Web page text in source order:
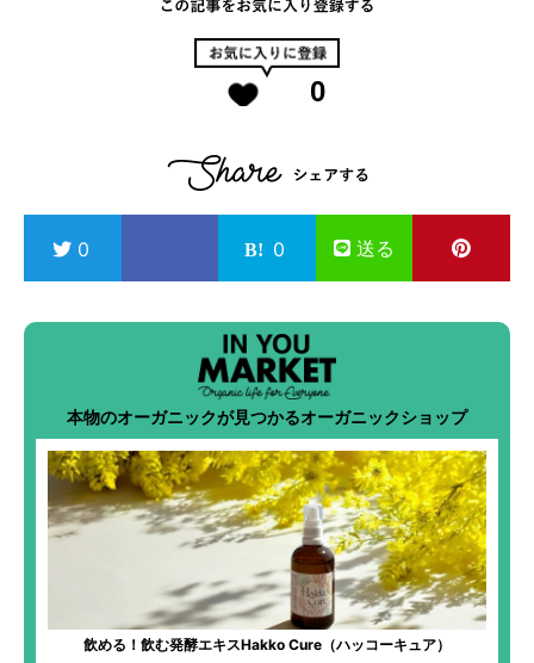
0
0 0 送る
本物のオーガニックが見つかるオーガニックショップ
飲める！飲む発酵エキスHakko Cure（ハッコーキュア）